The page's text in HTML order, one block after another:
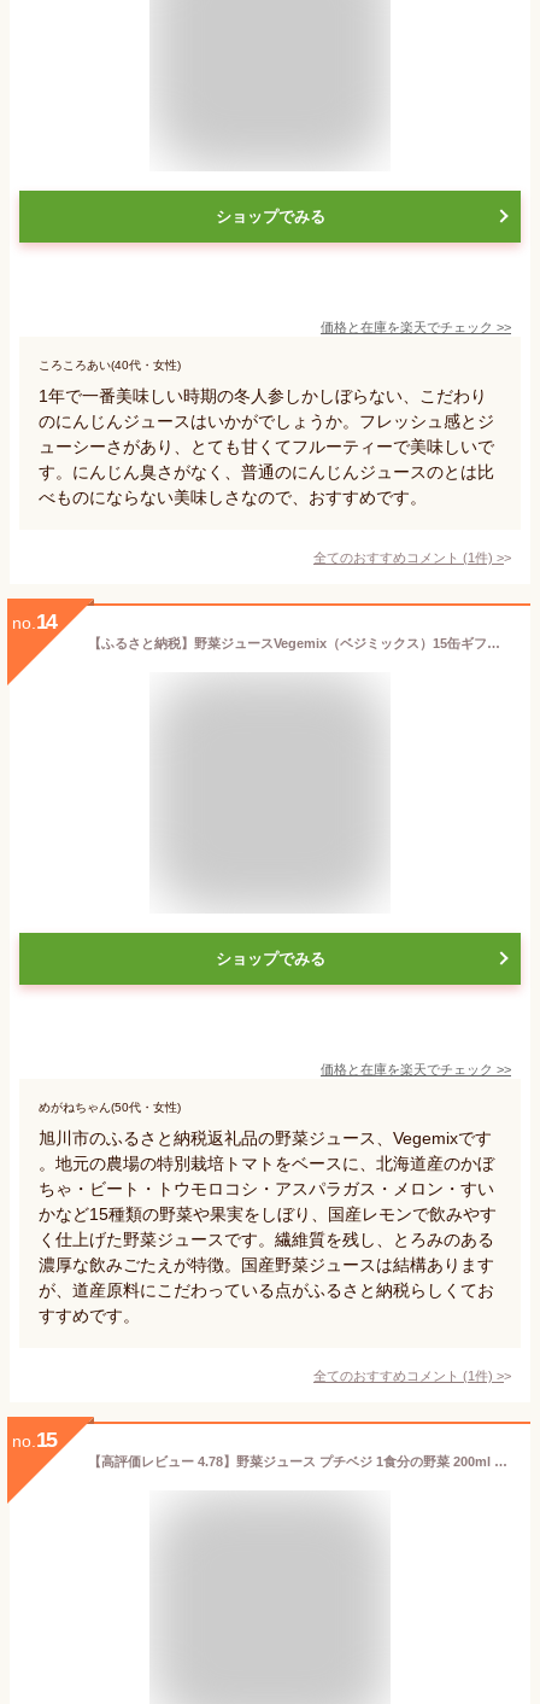
ショップでみる
価格と在庫を楽天でチェック >>
ころころあい(40代・女性)
1年で一番美味しい時期の冬人参しかしぼらない、こだわり
のにんじんジュースはいかがでしょうか。フレッシュ感とジ
ューシーさがあり、とても甘くてフルーティーで美味しいで
す。にんじん臭さがなく、普通のにんじんジュースのとは比
べものにならない美味しさなので、おすすめです。
全てのおすすめコメント (1件) >
no. 14
【ふるさと納税】野菜ジュースVegemix（ベジミックス）15缶ギフト 食塩無添加 | 野菜ジュース 特別栽培トマト 旭川市ふるさと納税 北海道ふるさと納税
ショップでみる
価格と在庫を楽天でチェック >>
めがねちゃん(50代・女性)
旭川市のふるさと納税返礼品の野菜ジュース、Vegemixです
。地元の農場の特別栽培トマトをベースに、北海道産のかぼ
ちゃ・ビート・トウモロコシ・アスパラガス・メロン・すい
かなど15種類の野菜や果実をしぼり、国産レモンで飲みやす
く仕上げた野菜ジュースです。繊維質を残し、とろみのある
濃厚な飲みごたえが特徴。国産野菜ジュースは結構あります
が、道産原料にこだわっている点がふるさと納税らしくてお
すすめです。
全てのおすすめコメント (1件) >
no. 15
【高評価レビュー 4.78】野菜ジュース プチベジ 1食分の野菜 200ml 36本 紙パック 着色料・保存料・香料 無添加 ベジタブルミックス 人参 にんじん トマト 果物 フルーツジュース 子供 大人 砂糖・食塩 不使用 無塩 野菜ジュース